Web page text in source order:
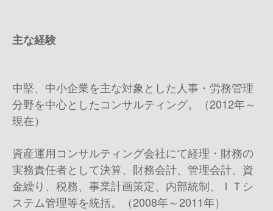
主な経験
中堅、中小企業を主な対象とした人事・労務管理
分野を中心としたコンサルティング。（2012年～
現在）
資産運用コンサルティング会社にて経理・財務の
実務責任者として決算、財務会計、管理会計、資
金繰り、税務、事業計画策定、内部統制、ＩＴシ
ステム管理等を統括。（2008年～2011年）